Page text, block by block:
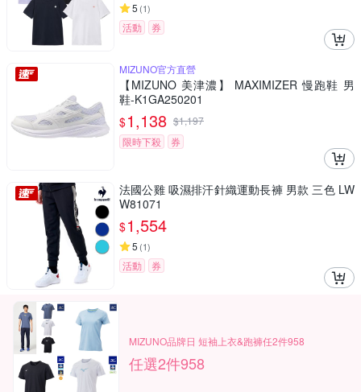
5 (1)
活動 券
MIZUNO官方直營
【MIZUNO 美津濃】 MAXIMIZER 慢跑鞋 男
鞋-K1GA250201
$1,138 $1,197
限時下殺
券
法國公雞 吸濕排汗針織運動長褲 男款 三色 LW
W81071
$1,554
5 (1)
活動 券
MIZUNO品牌日 短袖上衣&跑褲任2件958
任選2件958